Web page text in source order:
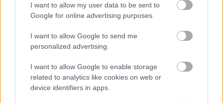
I want to allow my user data to be sent to
Google for online advertising purposes.
I want to allow Google to send me
personalized advertising.
I want to allow Google to enable storage
related to analytics like cookies on web or
device identifiers in apps.